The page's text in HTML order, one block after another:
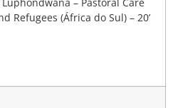
Refugees (África do Sul) – 20’